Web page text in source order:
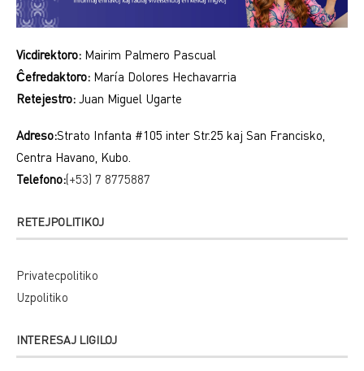
Vicdirektoro: Mairim Palmero Pascual
Ĉefredaktoro: María Dolores Hechavarria
Retejestro: Juan Miguel Ugarte
Adreso:Strato Infanta #105 inter Str.25 kaj San Francisko,
Centra Havano, Kubo.
Telefono:(+53) 7 8775887
RETEJPOLITIKOJ
Privatecpolitiko
Uzpolitiko
INTERESAJ LIGILOJ